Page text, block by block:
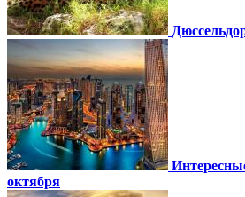
октября